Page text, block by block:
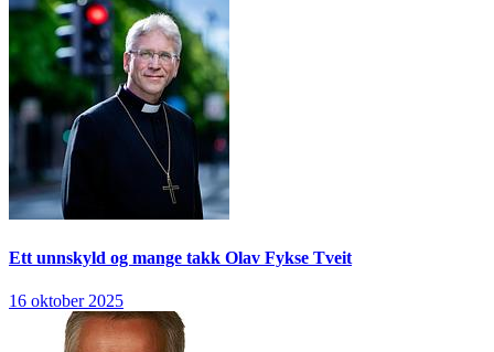
Ett unnskyld og mange takk Olav Fykse Tveit
16 oktober 2025